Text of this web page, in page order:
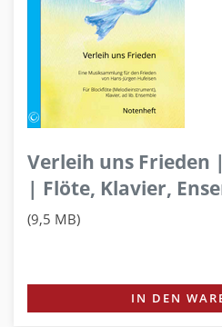
Verleih uns Frieden
| Flöte, Klavier,
(9,5 MB)
IN DEN